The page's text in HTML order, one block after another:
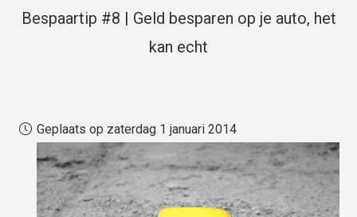
Bespaartip #8 | Geld besparen op je auto, het
kan echt
Geplaats op zaterdag 1 januari 2014